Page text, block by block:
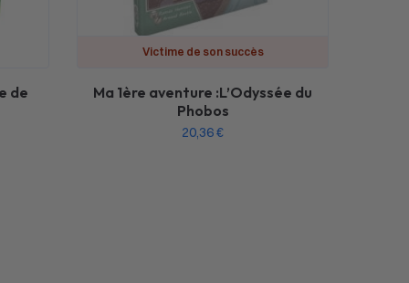
de
Victime de son succès
Ma 1ère aventure :L’Odyssée du
Phobos
20,36€